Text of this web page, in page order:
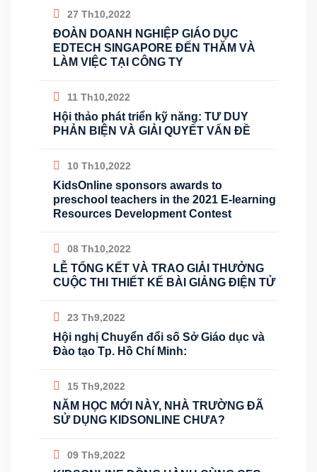
27 Th10,2022
ĐOÀN DOANH NGHIỆP GIÁO DỤC
EDTECH SINGAPORE ĐẾN THĂM VÀ
LÀM VIỆC TẠI CÔNG TY
11 Th10,2022
Hội thảo phát triển kỹ năng: TƯ DUY
PHẢN BIỆN VÀ GIẢI QUYẾT VẤN ĐỀ
10 Th10,2022
KidsOnline sponsors awards to
preschool teachers in the 2021 E-learning
Resources Development Contest
08 Th10,2022
LỄ TỔNG KẾT VÀ TRAO GIẢI THƯỞNG
CUỘC THI THIẾT KẾ BÀI GIẢNG ĐIỆN TỬ
23 Th9,2022
Hội nghị Chuyển đổi số Sở Giáo dục và
Đào tạo Tp. Hồ Chí Minh:
15 Th9,2022
NĂM HỌC MỚI NÀY, NHÀ TRƯỜNG ĐÃ
SỬ DỤNG KIDSONLINE CHƯA?
09 Th9,2022